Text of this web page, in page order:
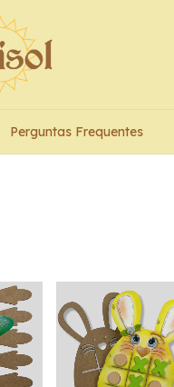
Perguntas Frequentes